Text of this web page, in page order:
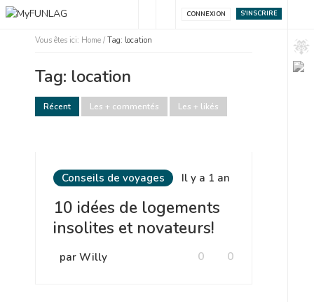
S'INSCRIRE
CONNEXION
Vous êtes ici: Home / Tag: location
Tag: location
Les + likés
Les + commentés
Récent
Conseils de voyages Il y a 1 an
10 idées de logements
insolites et novateurs!
par Willy 0
0